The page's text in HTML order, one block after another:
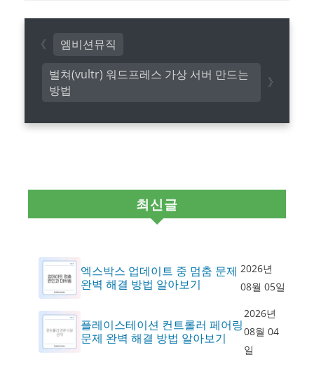
벌쳐(vultr) 워드프레스 가상 서버 만드는
방법
엠비션뮤직
최신글
엑스박스 업데이트 중 멈춤 문제
완벽 해결 방법 알아보기
2026년
08월 05일
플레이스테이션 컨트롤러 페어링
문제 완벽 해결 방법 알아보기
2026년
08월 04
일